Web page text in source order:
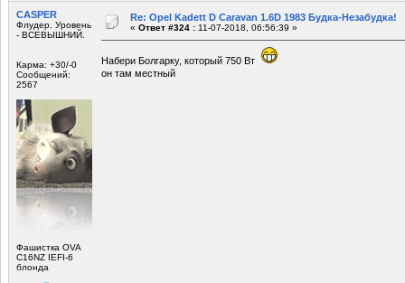
CASPER
Флудер. Уровень
- ВСЕВЫШНИЙ.
Карма: +30/-0
Сообщений:
2567
Фашистка OVA
C16NZ IEFI-6
блонда
Re: Opel Kadett D Caravan 1.6D 1983 Будка-Незабудка!
« Ответ #324 : 11-07-2018, 06:56:39 »
Набери Болгарку, который 750 Вт
он там местный